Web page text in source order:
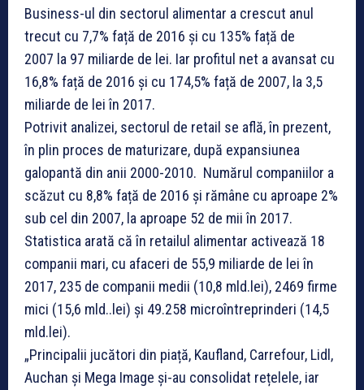
Business-ul din sectorul alimentar a crescut anul
trecut cu 7,7% față de 2016 și cu 135% față de
2007 la 97 miliarde de lei. Iar profitul net a avansat cu
16,8% față de 2016 și cu 174,5% față de 2007, la 3,5
miliarde de lei în 2017.
Potrivit analizei, sectorul de retail se află, în prezent,
în plin proces de maturizare, după expansiunea
galopantă din anii 2000-2010. Numărul companiilor a
scăzut cu 8,8% față de 2016 și rămâne cu aproape 2%
sub cel din 2007, la aproape 52 de mii în 2017.
Statistica arată că în retailul alimentar activează 18
companii mari, cu afaceri de 55,9 miliarde de lei în
2017, 235 de companii medii (10,8 mld.lei), 2469 firme
mici (15,6 mld..lei) și 49.258 microîntreprinderi (14,5
mld.lei).
„Principalii jucători din piață, Kaufland, Carrefour, Lidl,
Auchan și Mega Image și-au consolidat rețelele, iar